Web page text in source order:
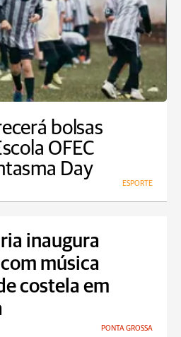
bolsas
OFEC
Day
ESPORTE
inaugura
música
costela em
PONTA GROSSA